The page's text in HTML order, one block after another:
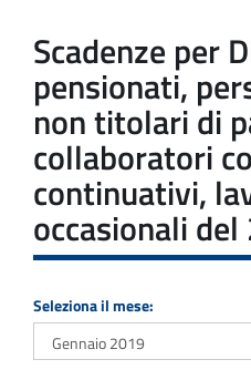
Scadenze per
pensionati,
non titolari di
collaboratori
continuativi,
occasionali
Seleziona il mese: